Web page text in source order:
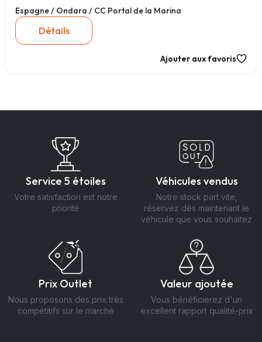
Espagne / Ondara / CC Portal de la Marina
Détails
Ajouter aux favoris
Service 5 étoiles
Votre satisfaction est notre
priorité
Véhicules vendus
Notre stock part vite,
réservez dès maintenant le
véhicule que vous souhaitez
Prix Outlet
Nous proposons des prix très
compétitifs sur le marché
Valeur ajoutée
Vous bénéficierez d'un
excellent rapport qualité-prix